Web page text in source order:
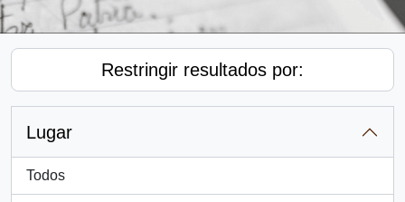
Restringir resultados por:
Lugar
Todos